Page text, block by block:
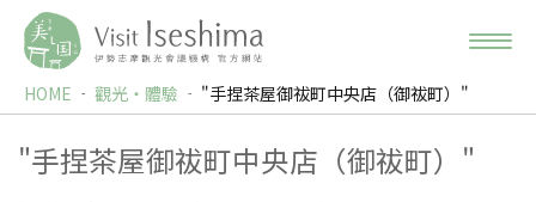
HOME 觀光‧體驗 "手捏茶屋御祓町中央店（御祓町）"
"手捏茶屋御祓町中央店（御祓町）"